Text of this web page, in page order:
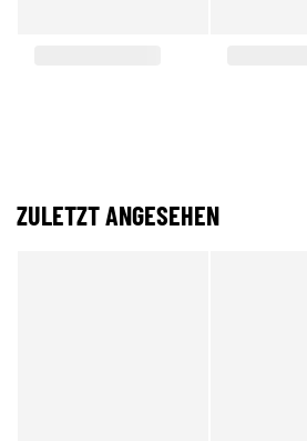
ZULETZT ANGESEHEN